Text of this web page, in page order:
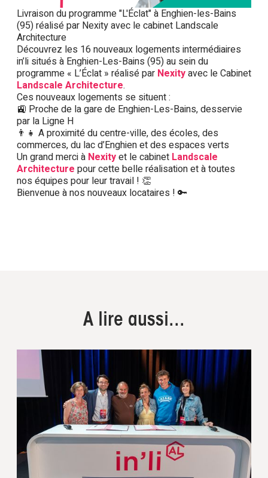
Livraison du programme "L'Éclat" à Enghien-les-Bains
(95) réalisé par Nexity avec le cabinet Landscale
Architecture
Découvrez les 16 nouveaux logements intermédiaires
in’li situés à Enghien-Les-Bains (95) au sein du
programme « L’Éclat » réalisé par Nexityavec le Cabinet
Landscale Architecture.
Ces nouveaux logements se situent :
🚉 Proche de la gare de Enghien-Les-Bains, desservie
par la Ligne H
👨‍👧 A proximité du centre-ville, des écoles, des
commerces, du lac d’Enghien et des espaces verts
Un grand merci à Nexityet le cabinet Landscale
Architecture pour cette belle réalisation et à toutes
nos équipes pour leur travail ! 👏
Bienvenue à nos nouveaux locataires ! 🔑
A lire aussi...